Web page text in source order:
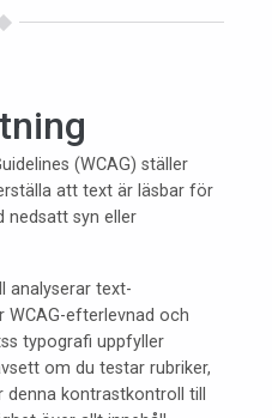
(WCAG) ställer
att text är läsbar för
nedsatt syn eller
analyserar text-
WCAG-efterlevnad och
typografi uppfyller
om du testar rubriker,
kontrastkontroll till